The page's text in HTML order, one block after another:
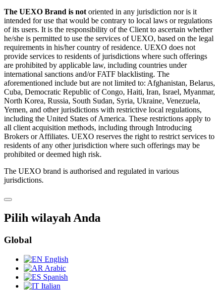
The UEXO Brand is not oriented in any jurisdiction nor is it
intended for use that would be contrary to local laws or regulations
of its users. It is the responsibility of the Client to ascertain whether
he/she is permitted to use the services of UEXO, based on the legal
requirements in his/her country of residence. UEXO does not
provide services to residents of jurisdictions where such offerings
are prohibited by applicable law, including countries under
international sanctions and/or FATF blacklisting. The
aforementioned include but are not limited to: Afghanistan, Belarus,
Cuba, Democratic Republic of Congo, Haiti, Iran, Israel, Myanmar,
North Korea, Russia, South Sudan, Syria, Ukraine, Venezuela,
Yemen, and other jurisdictions with restrictive local regulations,
including the United States of America. These restrictions apply to
all client acquisition methods, including through Introducing
Brokers or Affiliates. UEXO reserves the right to restrict services to
residents of any other jurisdiction where such offerings may be
prohibited or deemed high risk.
The UEXO brand is authorised and regulated in various
jurisdictions.
Pilih wilayah Anda
Global
English
Arabic
Spanish
Italian